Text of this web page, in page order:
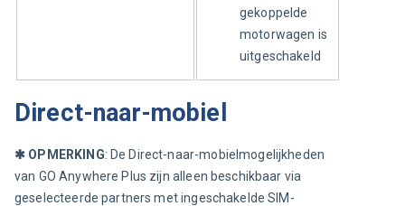
gekoppelde
motorwagen is
uitgeschakeld
Direct-naar-mobiel
✱ OPMERKING: De Direct-naar-mobielmogelijkheden
van GO Anywhere Plus zijn alleen beschikbaar via
geselecteerde partners met ingeschakelde SIM-